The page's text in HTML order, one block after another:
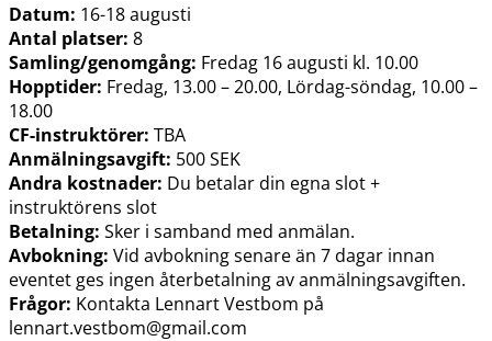
Datum: 16-18 augusti
Antal platser: 8
Samling/genomgång: Fredag 16 augusti kl. 10.00
Hopptider: Fredag, 13.00 – 20.00, Lördag-söndag, 10.00 –
18.00
CF-instruktörer: TBA
Anmälningsavgift: 500 SEK
Andra kostnader: Du betalar din egna slot +
instruktörens slot
Betalning: Sker i samband med anmälan.
Avbokning: Vid avbokning senare än 7 dagar innan
eventet ges ingen återbetalning av anmälningsavgiften.
Frågor: Kontakta Lennart Vestbom på
lennart.vestbom@gmail.com